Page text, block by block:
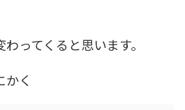
ってくると思います。
く